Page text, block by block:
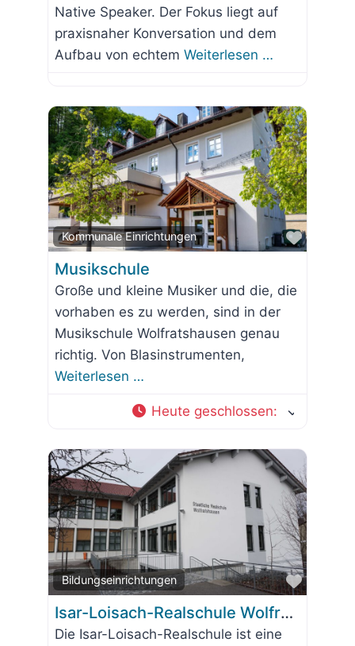
Native Speaker. Der Fokus liegt auf
praxisnaher Konversation und dem
Aufbau von echtem Weiterlesen …
Kommunale Einrichtungen
Favorit
Musikschule
Große und kleine Musiker und die, die
vorhaben es zu werden, sind in der
Musikschule Wolfratshausen genau
richtig. Von Blasinstrumenten,
Weiterlesen …
Heute geschlossen:
Bildungseinrichtungen
Favorit
Isar-Loisach-Realschule Wolfratshausen
Die Isar-Loisach-Realschule ist eine